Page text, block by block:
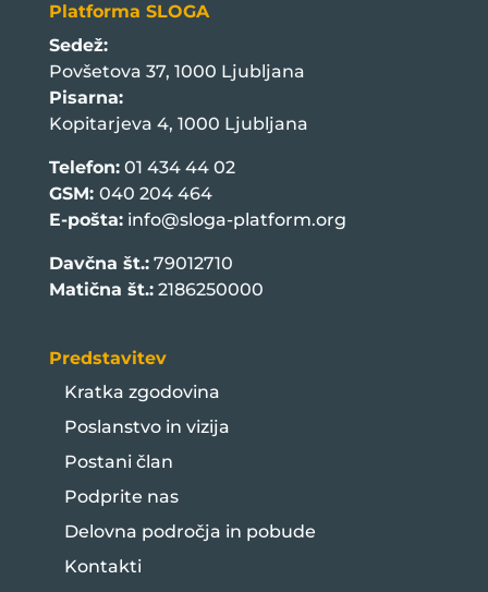
Platforma SLOGA
Sedež:
Povšetova 37, 1000 Ljubljana
Pisarna:
Kopitarjeva 4, 1000 Ljubljana
Telefon:01 434 44 02
GSM: 040 204 464
E-pošta: info@sloga-platform.org
Davčna št.:79012710
Matična št.:2186250000
Predstavitev
Kratka zgodovina
Poslanstvo in vizija
Postani član
Podprite nas
Delovna področja in pobude
Kontakti